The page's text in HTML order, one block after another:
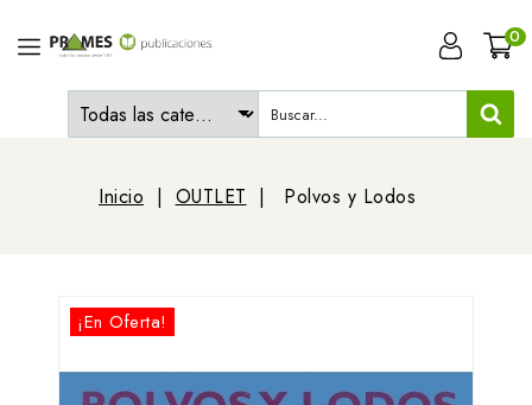
0
Inicio OUTLET Polvos y Lodos
¡En Oferta!